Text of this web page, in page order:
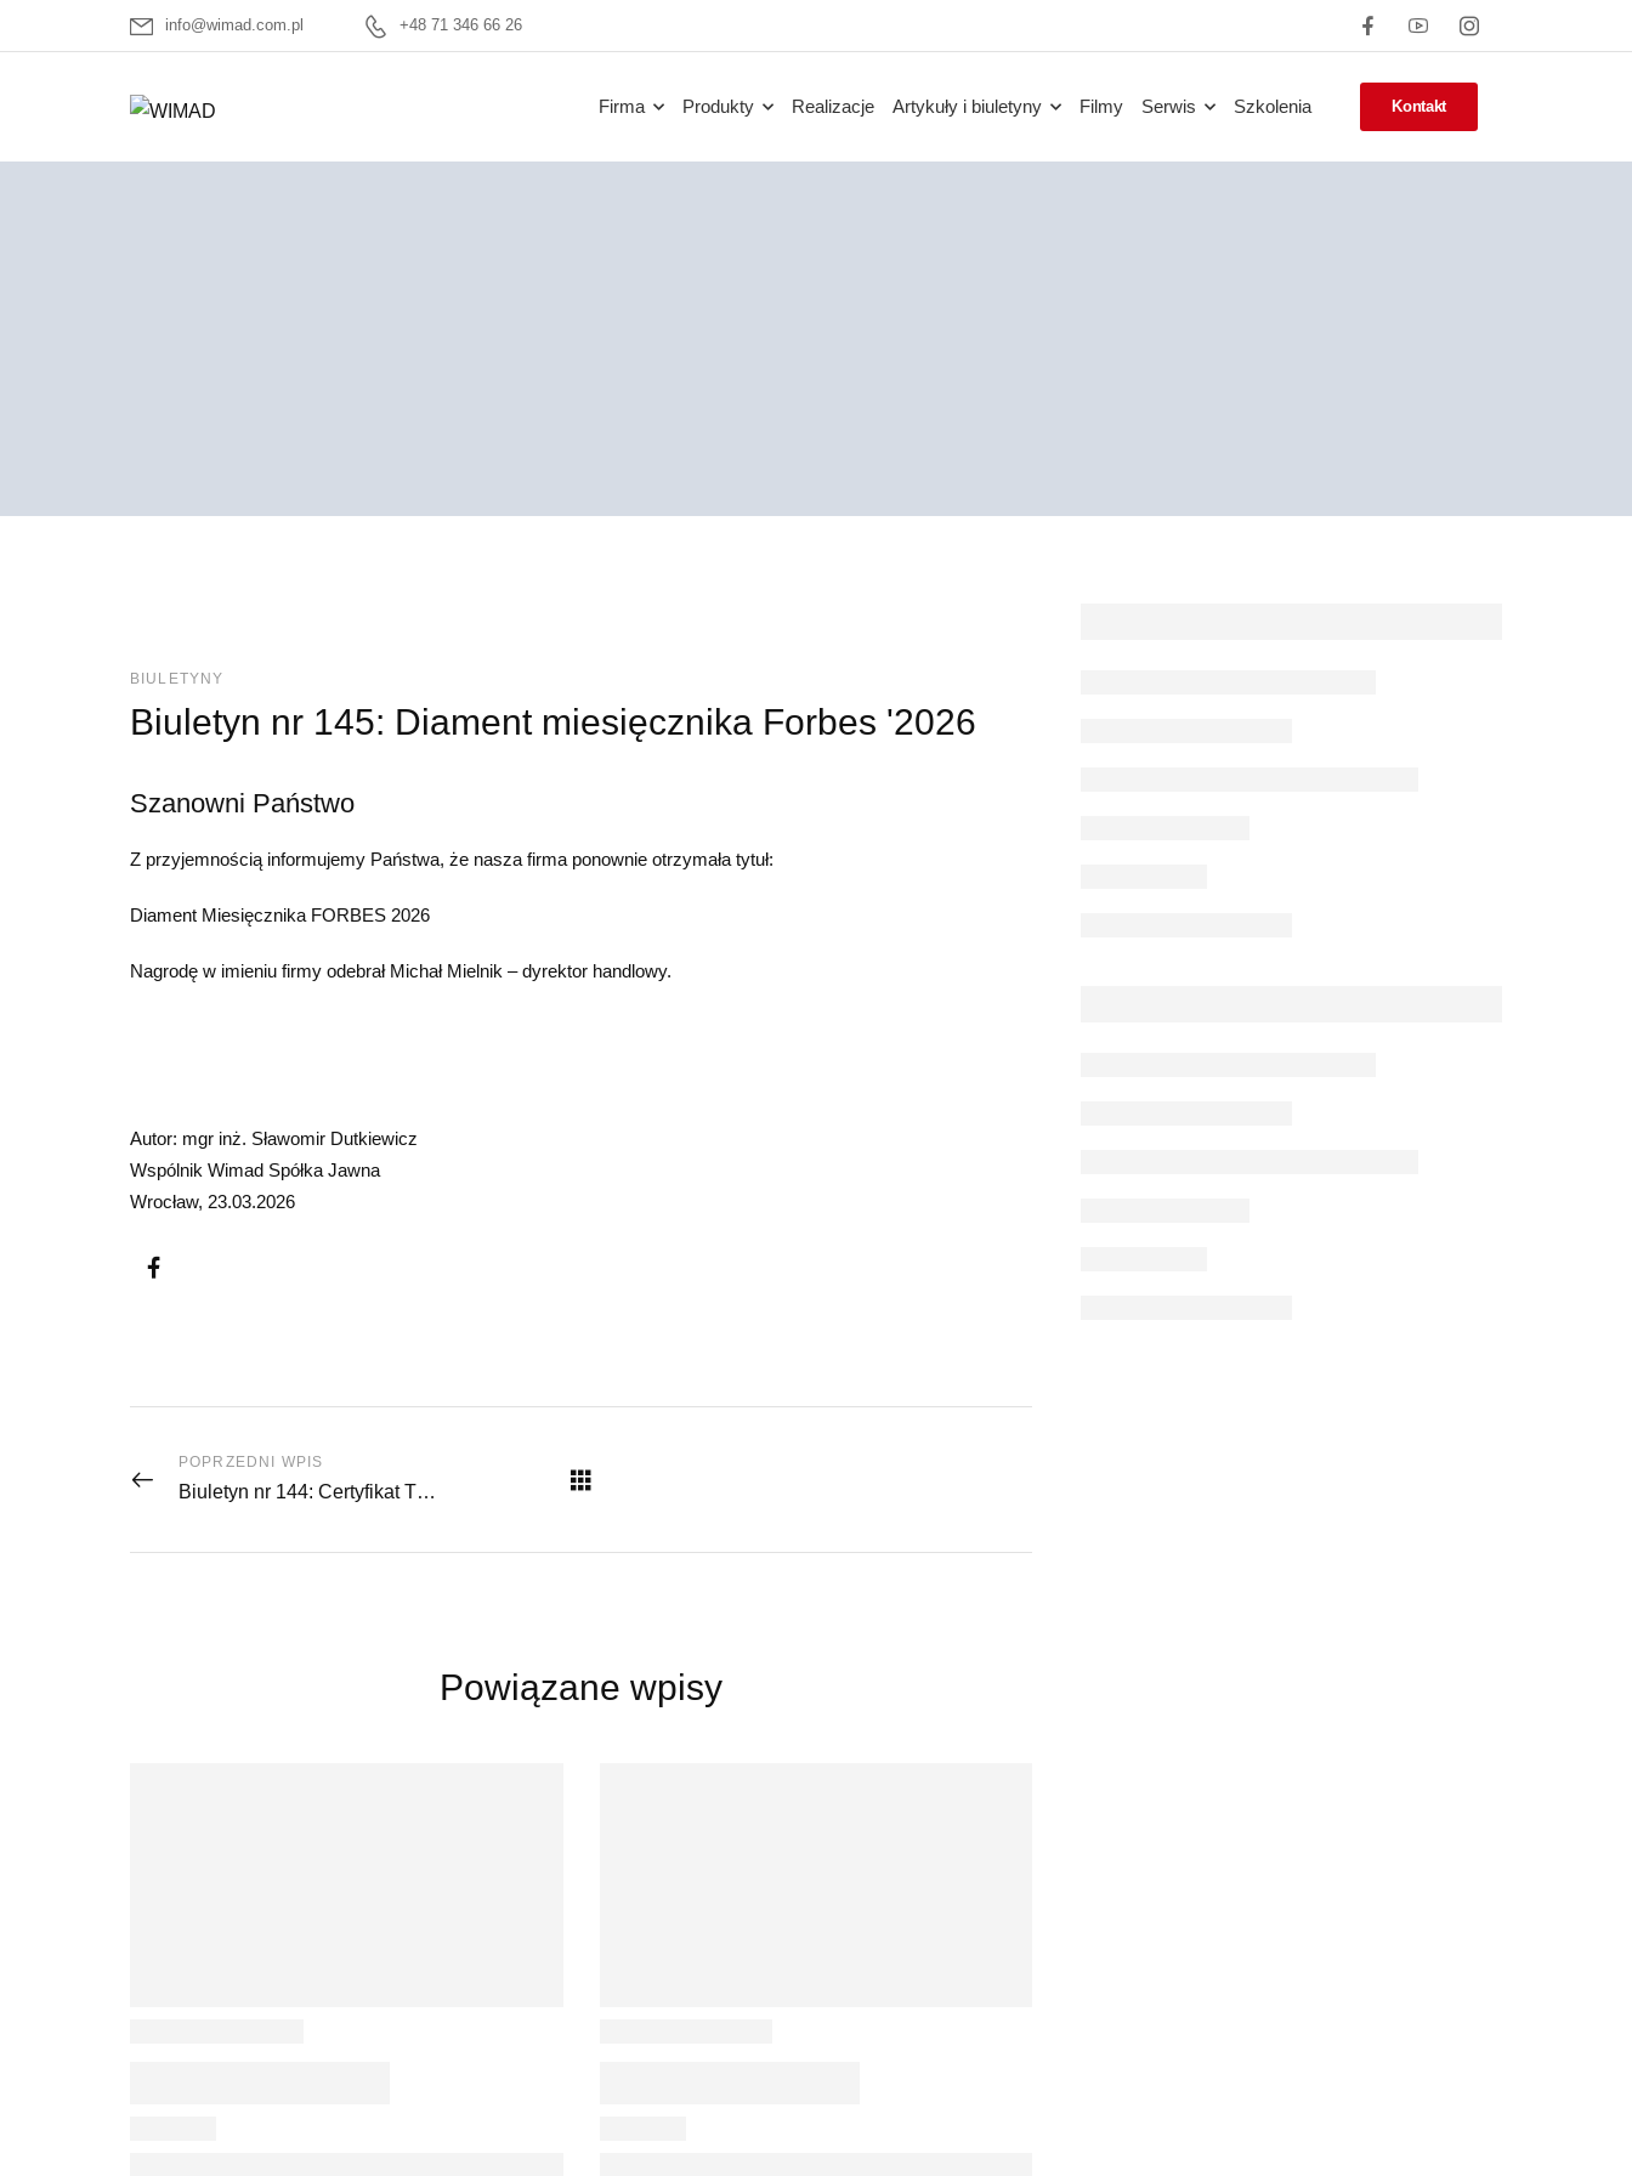
info@wimad.com.pl +48 71 346 66 26
Firma Produkty Realizacje Artykuły i biuletyny Filmy Serwis Szkolenia Kontakt
BIULETYNY
Biuletyn nr 145: Diament miesięcznika Forbes '2026
Szanowni Państwo
Z przyjemnością informujemy Państwa, że nasza firma ponownie otrzymała tytuł:
Diament Miesięcznika FORBES 2026
Nagrodę w imieniu firmy odebrał Michał Mielnik – dyrektor handlowy.
Autor: mgr inż. Sławomir Dutkiewicz
Wspólnik Wimad Spółka Jawna
Wrocław, 23.03.2026
POPRZEDNI WPIS
Biuletyn nr 144: Certyfikat TDT dla urządzenia HUNTER WA 560 z kamerami HE421 Elite i/lub głowicami DSP740TNowe urządzenia do pomiaru i regulacji geometrii HUNTER
Powiązane wpisy